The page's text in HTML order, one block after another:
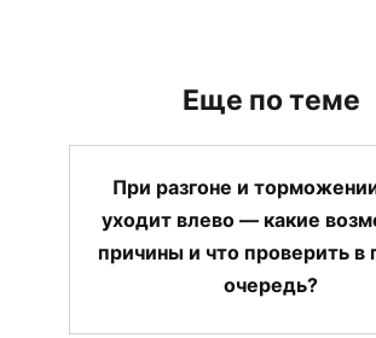
Еще по теме
При разгоне и
уходит влево — какие
причины и что проверить в
очередь?